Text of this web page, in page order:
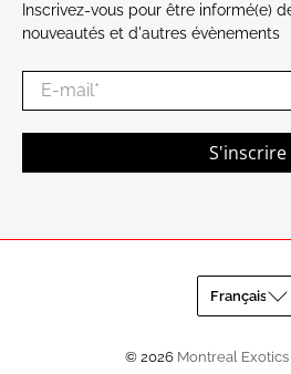
Inscrivez-vous pour être informé(e)
nouveautés et d'autres évènements
E-mail*
S'inscrire
© 2026 Montreal